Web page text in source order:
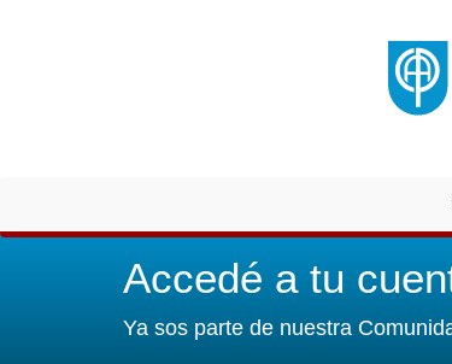
Accedé a tu
Ya sos parte de nuestra